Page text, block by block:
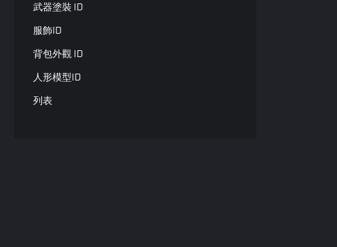
武器塗裝 ID
服飾ID
背包外觀 ID
人形模型ID
列表